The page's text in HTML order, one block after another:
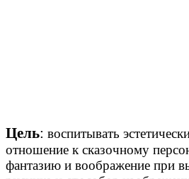
Цель: воспитывать
отношение к сказочному
фантазию и воображение при